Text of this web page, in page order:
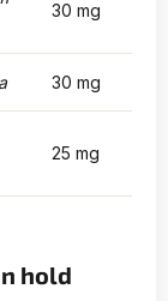
30 mg
30 mg
25 mg
hold